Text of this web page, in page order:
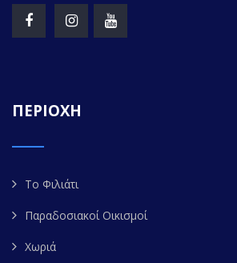
ΠΕΡΙΟΧΗ
Το Φιλιάτι
Παραδοσιακοί Οικισμοί
Χωριά